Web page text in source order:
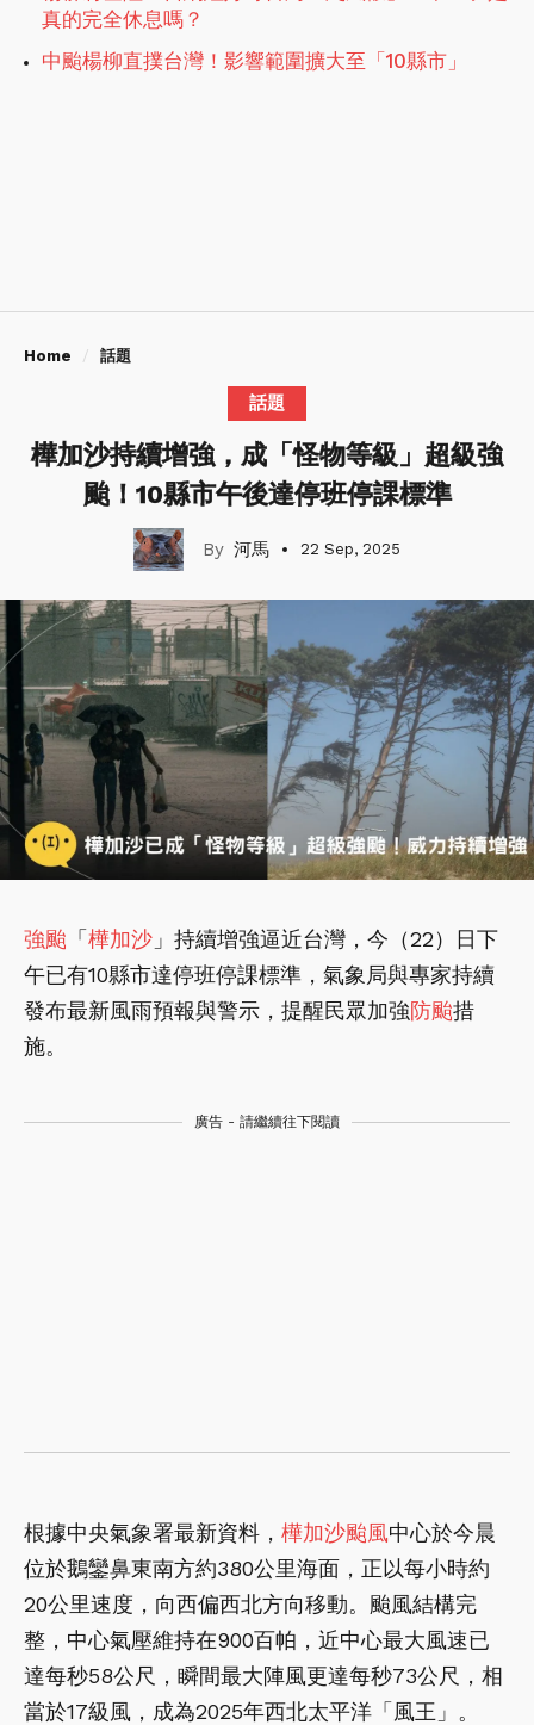
真的完全休息嗎？
中颱楊柳直撲台灣！影響範圍擴大至「10縣市」
Home 話題
話題
樺加沙持續增強，成「怪物等級」超級強
颱！10縣市午後達停班停課標準
河馬 22 Sep, 2025
強颱 「 樺加沙 」持續增強逼近台灣，今（22）日下
午已有10縣市達停班停課標準，氣象局與專家持續
發布最新風雨預報與警示，提醒民眾加強防颱措
施。
廣告 - 請繼續往下閱讀
根據中央氣象署最新資料， 樺加沙颱風中心於今晨
位於鵝鑾鼻東南方約380公里海面，正以每小時約
20公里速度，向西偏西北方向移動。颱風結構完
整，中心氣壓維持在900百帕，近中心最大風速已
達每秒58公尺，瞬間最大陣風更達每秒73公尺，相
當於17級風，成為2025年西北太平洋「風王」。